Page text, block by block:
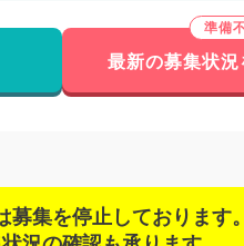
最新の募集状
募集を停止しております。